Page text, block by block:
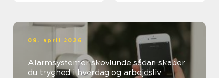
09. april 2026
Alarmsystemer skovlunde sådan skaber
du tryghed i hverdag og arbejdsliv